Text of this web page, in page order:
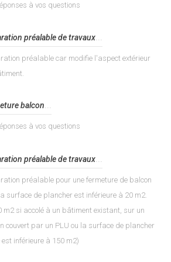
à vos questions
préalable de travaux...
préalable car modifie l'aspect extérieur
balcon...
à vos questions
préalable de travaux
préalable pour une fermeture de balcon
surface de plancher est inférieure à 20 m2.
m2 si accolé à un bâtiment existant, sur un
couvert par un PLU ou la surface de plancher
inférieure à 150 m2)